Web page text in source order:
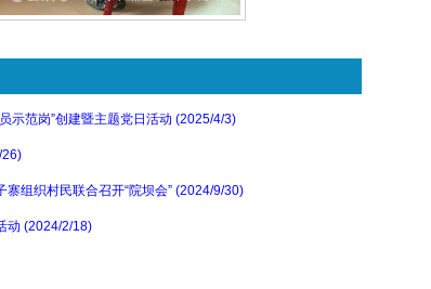
示范岗”创建暨主题党日活动 (2025/4/3)
26)
组织村民联合召开“院坝会” (2024/9/30)
动 (2024/2/18)